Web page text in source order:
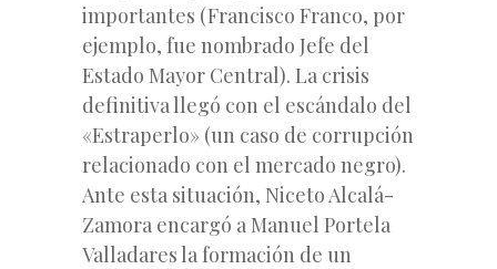
importantes (Francisco Franco, por
ejemplo, fue nombrado Jefe del
Estado Mayor Central). La crisis
definitiva llegó con el escándalo del
«Estraperlo» (un caso de corrupción
relacionado con el mercado negro).
Ante esta situación, Niceto Alcalá-
Zamora encargó a Manuel Portela
Valladares la formación de un